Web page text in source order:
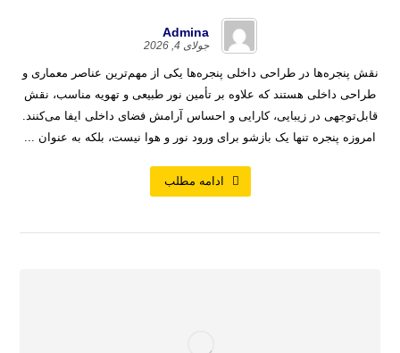
Admina
جولای 4, 2026
نقش پنجره‌ها در طراحی داخلی پنجره‌ها یکی از مهم‌ترین عناصر معماری و
طراحی داخلی هستند که علاوه بر تأمین نور طبیعی و تهویه مناسب، نقش
قابل‌توجهی در زیبایی، کارایی و احساس آرامش فضای داخلی ایفا می‌کنند.
امروزه پنجره تنها یک بازشو برای ورود نور و هوا نیست، بلکه به عنوان ...
ادامه مطلب